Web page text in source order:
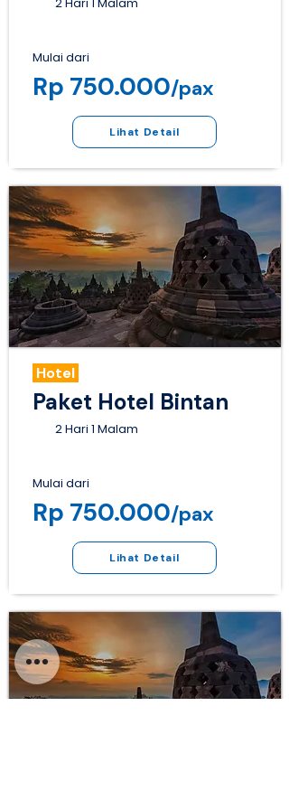
Mulai dari
Rp 750.000/pax
Lihat Detail
Hotel
Paket Hotel Bintan
2 Hari 1 Malam
Mulai dari
Rp 750.000/pax
Lihat Detail